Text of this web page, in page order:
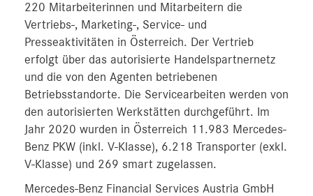
220 Mitarbeiterinnen und Mitarbeitern die
Vertriebs-, Marketing-, Service- und
Presseaktivitäten in Österreich. Der Vertrieb
erfolgt über das autorisierte Handelspartnernetz
und die von den Agenten betriebenen
Betriebsstandorte. Die Servicearbeiten werden von
den autorisierten Werkstätten durchgeführt. Im
Jahr 2020 wurden in Österreich 11.983 Mercedes-
Benz PKW (inkl. V-Klasse), 6.218 Transporter (exkl.
V-Klasse) und 269 smart zugelassen.
Mercedes-Benz Financial Services Austria GmbH